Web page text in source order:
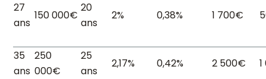
27
ans
150 000€
20
ans
2% 0,38% 1 700€
35
ans
250
000€
25
ans
2,17% 0,42% 2 500€